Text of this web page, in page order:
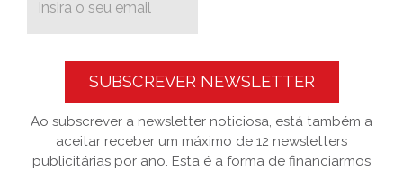
SUBSCREVER NEWSLETTER
Ao subscrever a newsletter noticiosa, está também a
aceitar receber um máximo de 12 newsletters
publicitárias por ano. Esta é a forma de financiarmos